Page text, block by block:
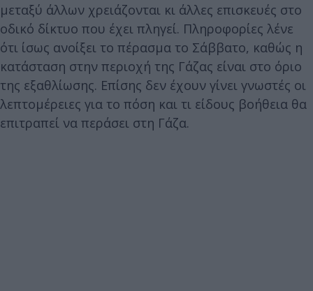
μεταξύ άλλων χρειάζονται κι άλλες επισκευές στο
οδικό δίκτυο που έχει πληγεί. Πληροφορίες λένε
ότι ίσως ανοίξει το πέρασμα το Σάββατο, καθώς η
κατάσταση στην περιοχή της Γάζας είναι στο όριο
της εξαθλίωσης. Επίσης δεν έχουν γίνει γνωστές οι
λεπτομέρειες για το πόση και τι είδους βοήθεια θα
επιτραπεί να περάσει στη Γάζα.